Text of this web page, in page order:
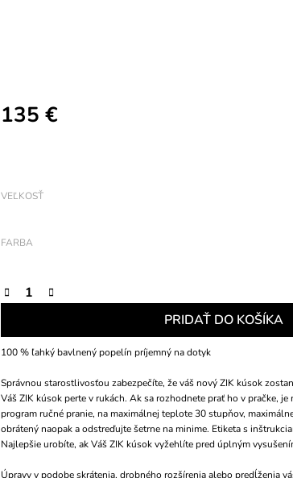
135 €
VEĽKOSŤ
FARBA
PRIDAŤ DO KOŠÍKA
100 % ľahký bavlnený popelín príjemný na dotyk
Správnou starostlivosťou zabezpečíte, že váš nový ZIK kúsok
Váš ZIK kúsok perte v rukách. Ak sa rozhodnete prať ho v pračke,
program ručné pranie, na maximálnej teplote 30 stupňov,
obrátený naopak a odstreďujte šetrne na minime. Etiketa s
Najlepšie urobíte, ak Váš ZIK kúsok vyžehlíte pred úplným
Úpravy v podobe skrátenia, drobného rozšírenia alebo predĺženia